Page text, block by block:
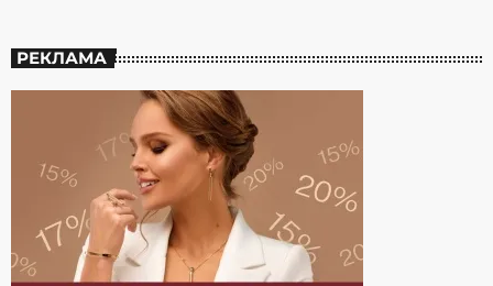
РЕКЛАМА